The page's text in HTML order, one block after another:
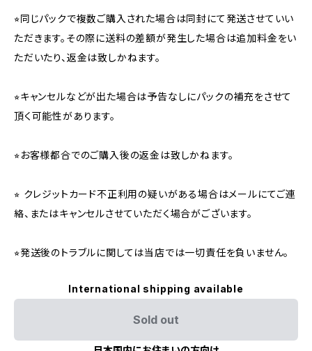
⭐︎同じパックで複数ご購入された場合は同封にて発送させていい
ただきます。その際に送料の差額が発生した場合は追加料金をい
ただいたり、返金は致しかねます。
⭐︎キャンセルなどが出た場合は予告なしにパックの補充をさせて
頂く可能性があります。
⭐︎お客様都合でのご購入後の返金は致しかねます。
⭐︎ クレジットカード不正利用の疑いがある場合はメールにてご連
絡、またはキャンセルさせていただく場合がございます。
⭐︎発送後のトラブルに関しては当店では一切責任を負いません。
International shipping available
Sold out